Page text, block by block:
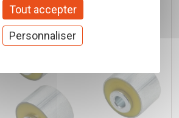
Tout accepter
Personnaliser